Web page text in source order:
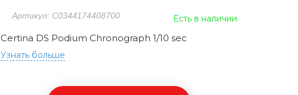
Артикул: C0344174408700 Есть в наличии
Certina DS Podium Chronograph 1/10 sec
Узнать больше